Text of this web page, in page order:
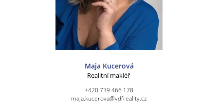
Maja Kucerová
Realitní makléř
+420 739 466 178
maja.kucerova@vdfreality.cz